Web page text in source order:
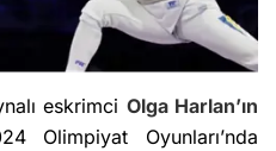
eskrimci Olga Harlan’ın
Olimpiyat Oyunları’nda